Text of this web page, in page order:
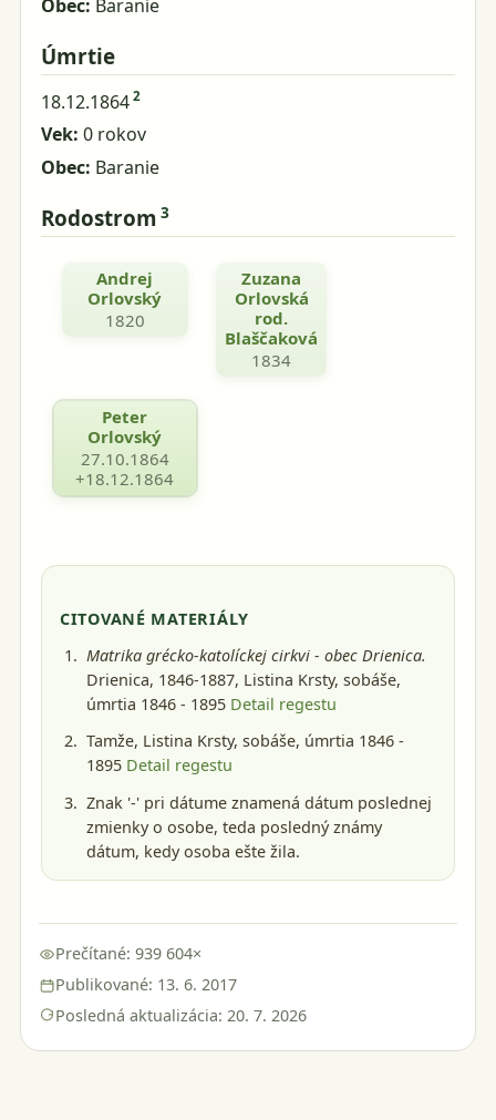
Obec: Baranie
Úmrtie
18.12.1864 2
Vek: 0 rokov
Obec: Baranie
Rodostrom 3
Andrej
Orlovský
1820
Zuzana
Orlovská
rod.
Blaščaková
1834
Peter
Orlovský
27.10.1864
+18.12.1864
CITOVANÉ MATERIÁLY
Matrika grécko-katolíckej cirkvi - obec Drienica.
Drienica, 1846-1887, Listina Krsty, sobáše,
úmrtia 1846 - 1895 Detail regestu
Tamže, Listina Krsty, sobáše, úmrtia 1846 -
1895 Detail regestu
Znak '-' pri dátume znamená dátum poslednej
zmienky o osobe, teda posledný známy
dátum, kedy osoba ešte žila.
Prečítané: 939 604×
Publikované: 13. 6. 2017
Posledná aktualizácia: 20. 7. 2026